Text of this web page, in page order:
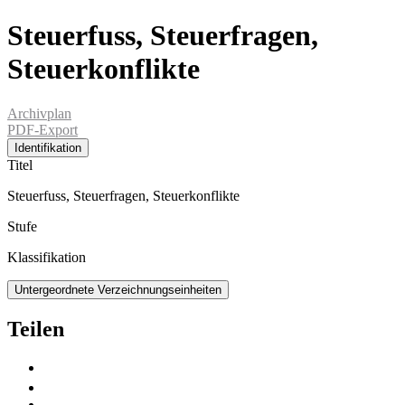
Steuerfuss, Steuerfragen,
Steuerkonflikte
Archivplan
PDF-Export
Identifikation
Titel
Steuerfuss, Steuerfragen, Steuerkonflikte
Stufe
Klassifikation
Untergeordnete Verzeichnungseinheiten
Teilen